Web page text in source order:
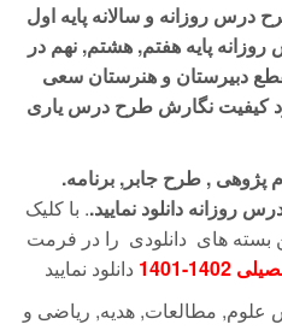
درس روزانه و سالانه پایه اول
پایه هفتم, هشتم, نهم در
دبیرستان و هنرستان سعی
کیفیت نگارش طرح درس یاری
.علاوه بر آن محتوا و سوالات ضمن خدمت , درس پژوهی , اقدام پژوهی , طرح جابر, برنامه
روزانه دانلود نمایید.. با کلیک
بسته های دانلودی را در فرمت
1401
علوم, مطالعات, هدیه, ریاضی و